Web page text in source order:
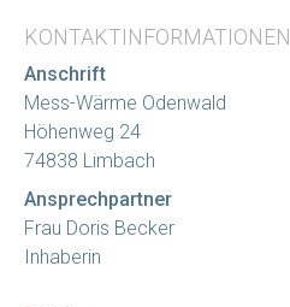
KONTAKTINFORMATIONEN
Anschrift
Mess-Wärme Odenwald
Höhenweg 24
74838 Limbach
Ansprechpartner
Frau Doris Becker
Inhaberin